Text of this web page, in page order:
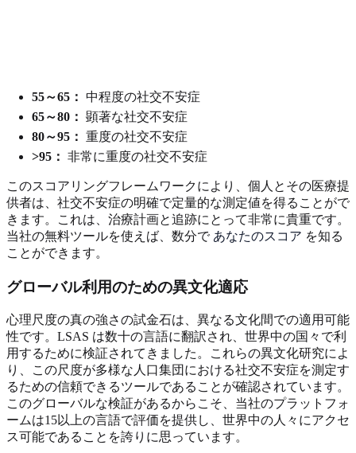
55～65： 中程度の社交不安症
65～80： 顕著な社交不安症
80～95： 重度の社交不安症
>95： 非常に重度の社交不安症
このスコアリングフレームワークにより、個人とその医療提
供者は、社交不安症の明確で定量的な測定値を得ることがで
きます。これは、治療計画と追跡にとって非常に貴重です。
当社の無料ツールを使えば、数分で あなたのスコア を知る
ことができます。
グローバル利用のための異文化適応
心理尺度の真の強さの試金石は、異なる文化間での適用可能
性です。LSAS は数十の言語に翻訳され、世界中の国々で利
用するために検証されてきました。これらの異文化研究によ
り、この尺度が多様な人口集団における社交不安症を測定す
るための信頼できるツールであることが確認されています。
このグローバルな検証があるからこそ、当社のプラットフォ
ームは15以上の言語で評価を提供し、世界中の人々にアクセ
ス可能であることを誇りに思っています。